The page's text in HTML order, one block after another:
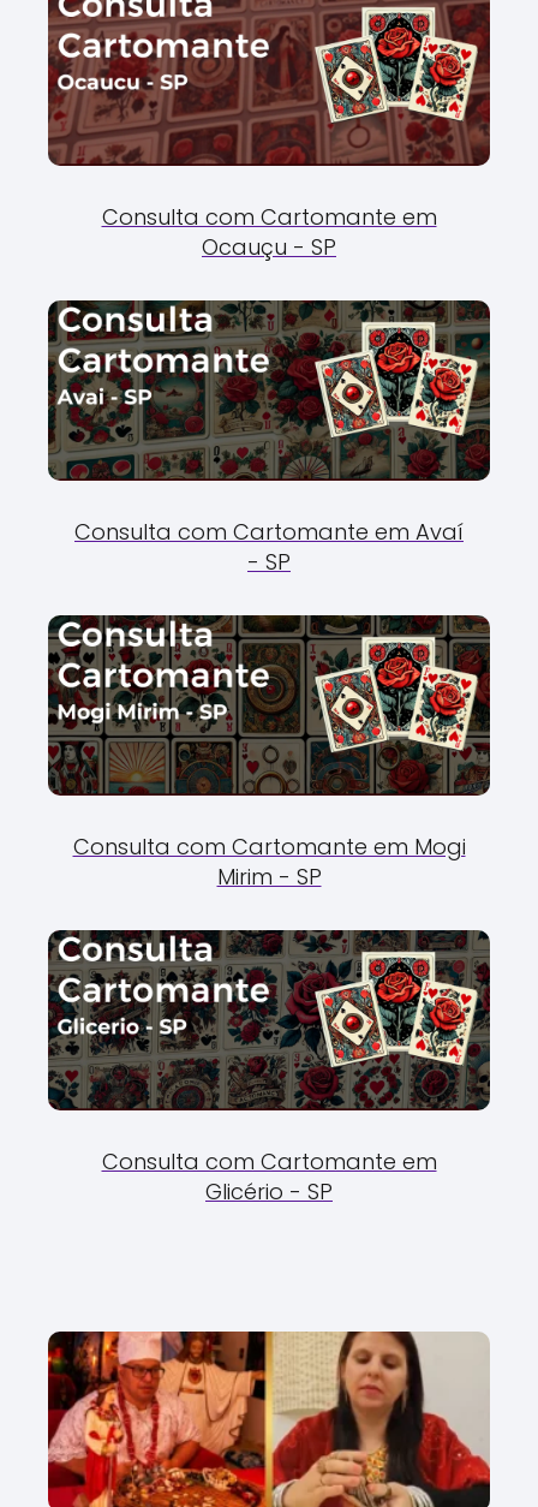
Consulta com Cartomante em
Ocauçu - SP
Consulta com Cartomante em Avaí
- SP
Consulta com Cartomante em Mogi
Mirim - SP
Consulta com Cartomante em
Glicério - SP